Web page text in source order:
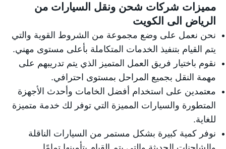
مميزات شركات شحن ونقل السيارات من
الرياض الى الكويت
نحن نعمل على وضع مجموعة من الشروط القوية والتي
يتم القيام بتنفيذ الخدمات المتكاملة بأعلى مستوى مهني.
نقوم باختيار فريق العمل المتميز الذي يتم تدريبهم على
مهمة النقل بجميع المراحل بمستوى احترافي.
معتمدين على استخدام أفضل الخامات وأحدث الأجهزة
المتطورة والسيارات المميزة التي توفر لك خدمة متميزة
للغاية.
نوفر كمية كبيرة بشكل مستمر من السيارات الناقلة